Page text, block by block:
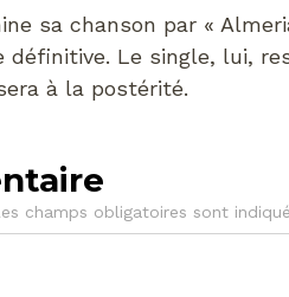
sa chanson par «
Le single, lui,
à la postérité.
champs obligatoires sont